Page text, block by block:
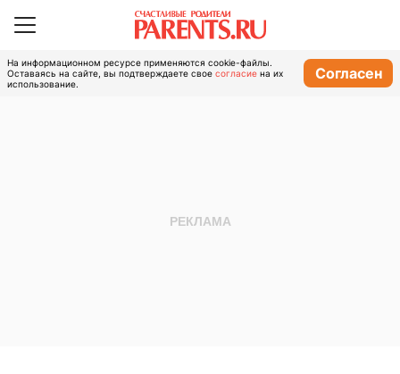
На информационном ресурсе применяются cookie-файлы.
Оставаясь на сайте, вы подтверждаете свое согласие на их
использование.
Согласен